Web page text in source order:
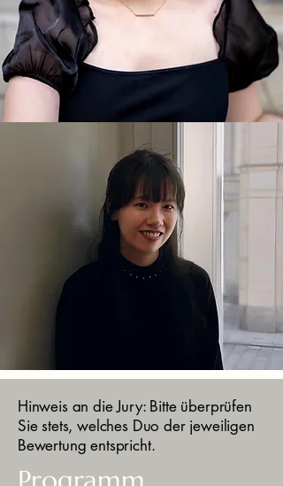
Hinweis an die Jury: Bitte überprüfen
Sie stets, welches Duo der jeweiligen
Bewertung entspricht.